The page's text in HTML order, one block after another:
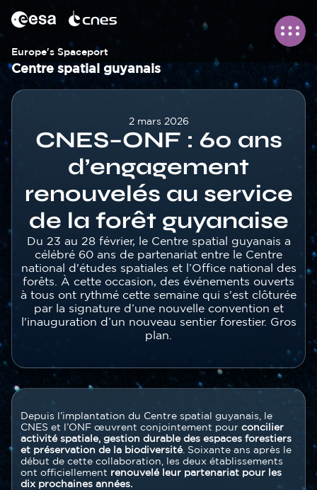
contenu
Europe's Spaceport
Centre spatial guyanais
Corps
2 mars 2026
CNES–ONF : 60 ans
d’engagement
renouvelés au service
de la forêt guyanaise
Texte
Du 23 au 28 février, le Centre spatial guyanais a
célébré 60 ans de partenariat entre le Centre
national d'études spatiales et l’Office national des
forêts. À cette occasion, des événements ouverts
à tous ont rythmé cette semaine qui s'est clôturée
par la signature d’une nouvelle convention et
l'inauguration d’un nouveau sentier forestier. Gros
plan.
Contenu
section
Texte
Depuis l’implantation du Centre spatial guyanais, le
CNES et l’ONF œuvrent conjointement pour concilier
activité spatiale, gestion durable des espaces forestiers
et préservation de la biodiversité. Soixante ans après le
début de cette collaboration, les deux établissements
ont officiellement renouvelé leur partenariat pour les
dix prochaines années.